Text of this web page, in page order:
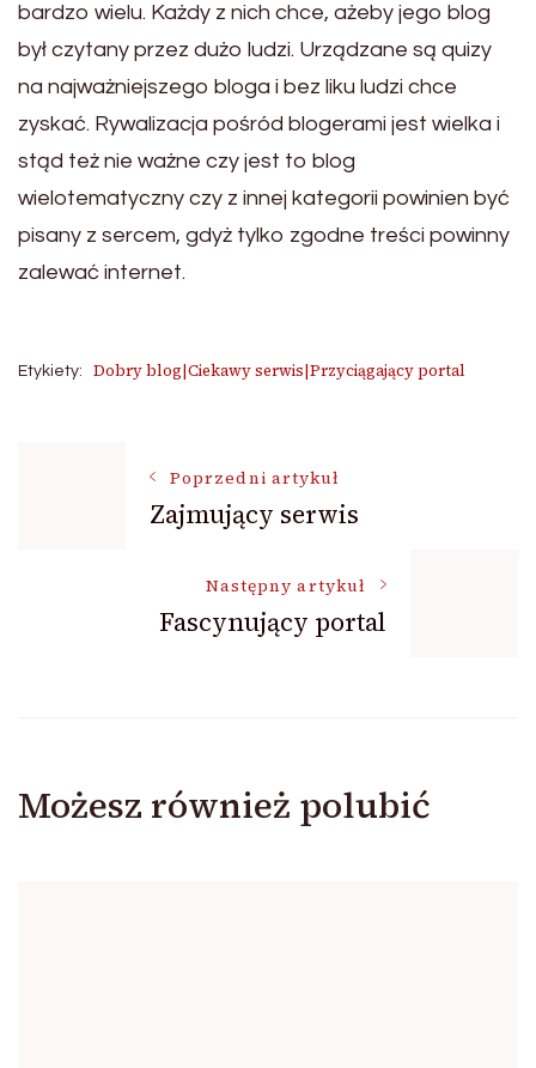
bardzo wielu. Każdy z nich chce, ażeby jego blog
był czytany przez dużo ludzi. Urządzane są quizy
na najważniejszego bloga i bez liku ludzi chce
zyskać. Rywalizacja pośród blogerami jest wielka i
stąd też nie ważne czy jest to blog
wielotematyczny czy z innej kategorii powinien być
pisany z sercem, gdyż tylko zgodne treści powinny
zalewać internet.
Etykiety: Dobry blog|Ciekawy serwis|Przyciągający portal
NawigacjaPoprzedni artykuł
Zajmujący serwis
Następny artykuł
Fascynujący portal
Możesz również polubić